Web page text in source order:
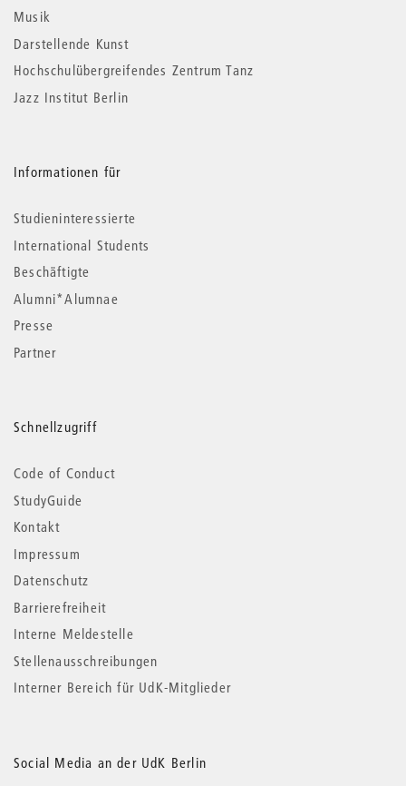
Musik
Darstellende Kunst
Hochschulübergreifendes Zentrum Tanz
Jazz Institut Berlin
Informationen für
Studieninteressierte
International Students
Beschäftigte
Alumni*Alumnae
Presse
Partner
Schnellzugriff
Code of Conduct
StudyGuide
Kontakt
Impressum
Datenschutz
Barrierefreiheit
Interne Meldestelle
Stellenausschreibungen
Interner Bereich für UdK-Mitglieder
Social Media an der UdK Berlin